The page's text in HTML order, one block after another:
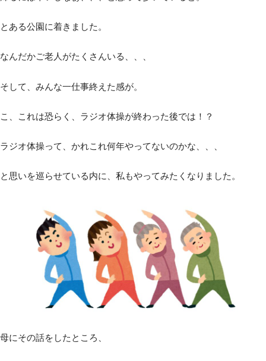
とある公園に着きました。
なんだかご老人がたくさんいる、、、
そして、みんな一仕事終えた感が。
こ、これは恐らく、ラジオ体操が終わった後では！？
ラジオ体操って、かれこれ何年やってないのかな、、、
と思いを巡らせている内に、私もやってみたくなりました。
母にその話をしたところ、